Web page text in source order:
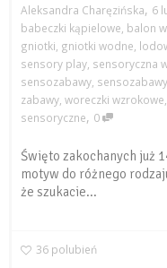
Aleksandra Charęzińska, 6
babeczki kąpielowe balon
gniotki gniotki wodne
sensory play sensoryczna
sensozabawy
zabawy woreczki wzrokowe
sensoryczne, 0
Święto zakochanych już
motyw do różnego
że szukacie...
36 polubień